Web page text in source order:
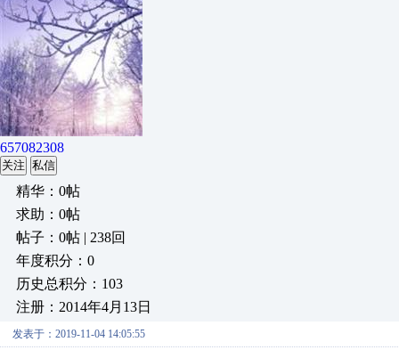
657082308
关注 私信
精华：0帖
求助：0帖
帖子：0帖 | 238回
年度积分：0
历史总积分：103
注册：2014年4月13日
发表于：2019-11-04 14:05:55